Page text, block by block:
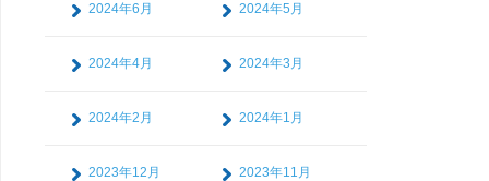
2024年6月 2024年5月
2024年4月 2024年3月
2024年2月 2024年1月
2023年12月 2023年11月